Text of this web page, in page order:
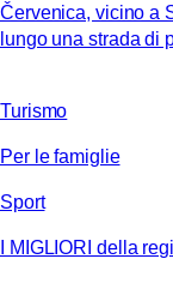
Červenica, vicino a
lungo una strada di
Turismo
Per le famiglie
Sport
I MIGLIORI della